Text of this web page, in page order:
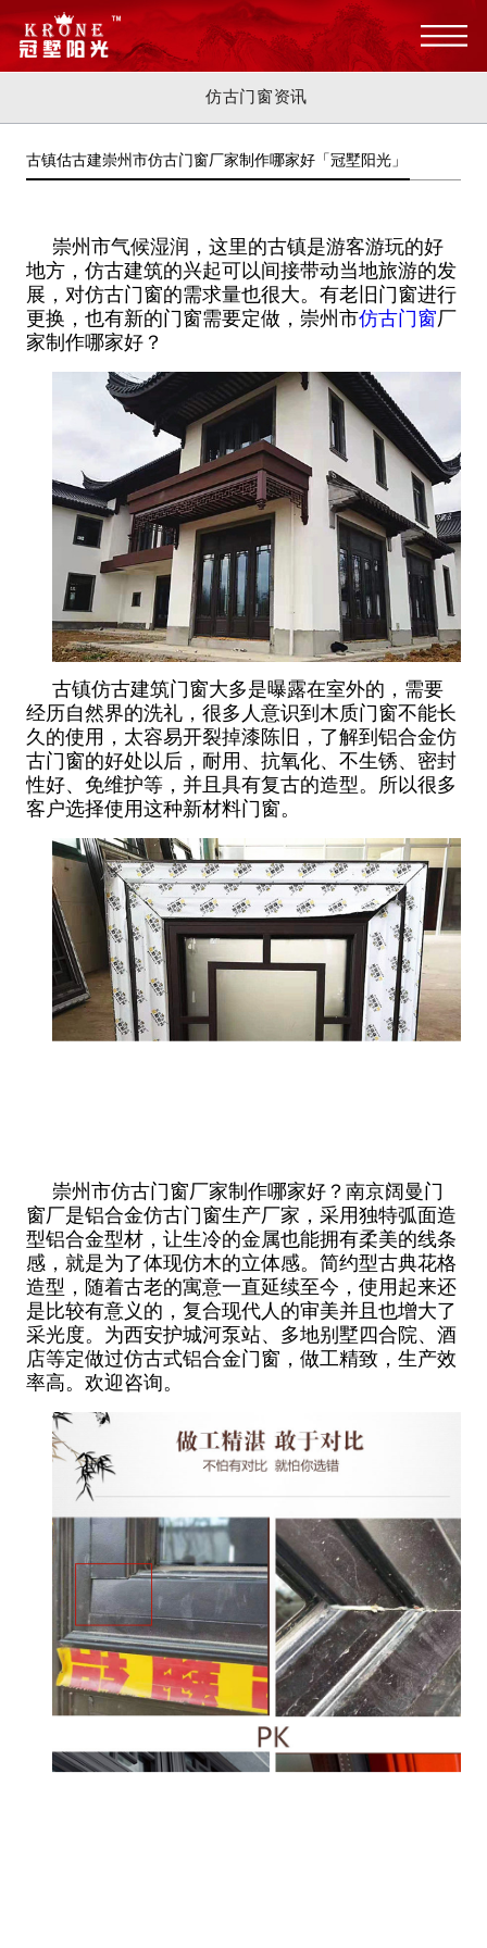
仿古门窗资讯
古镇估古建崇州市仿古门窗厂家制作哪家好「冠墅阳光」
崇州市气候湿润，这里的古镇是游客游玩的好
地方，仿古建筑的兴起可以间接带动当地旅游的发
展，对仿古门窗的需求量也很大。有老旧门窗进行
更换，也有新的门窗需要定做，崇州市仿古门窗厂
家制作哪家好？
古镇仿古建筑门窗大多是曝露在室外的，需要
经历自然界的洗礼，很多人意识到木质门窗不能长
久的使用，太容易开裂掉漆陈旧，了解到铝合金仿
古门窗的好处以后，耐用、抗氧化、不生锈、密封
性好、免维护等，并且具有复古的造型。所以很多
客户选择使用这种新材料门窗。
崇州市仿古门窗厂家制作哪家好？南京阔曼门
窗厂是铝合金仿古门窗生产厂家，采用独特弧面造
型铝合金型材，让生冷的金属也能拥有柔美的线条
感，就是为了体现仿木的立体感。简约型古典花格
造型，随着古老的寓意一直延续至今，使用起来还
是比较有意义的，复合现代人的审美并且也增大了
采光度。为西安护城河泵站、多地别墅四合院、酒
店等定做过仿古式铝合金门窗，做工精致，生产效
率高。欢迎咨询。